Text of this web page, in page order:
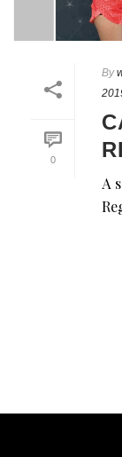
0
By
A